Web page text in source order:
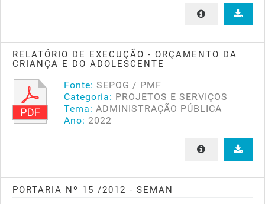
RELATÓRIO DE EXECUÇÃO - ORÇAMENTO DA
CRIANÇA E DO ADOLESCENTE
Fonte: SEPOG / PMF
Categoria: PROJETOS E SERVIÇOS
Tema: ADMINISTRAÇÃO PÚBLICA
Ano: 2022
PORTARIA Nº 15 /2012 - SEMAN